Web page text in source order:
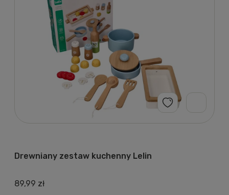
Drewniany zestaw kuchenny Lelin
89,99 zł